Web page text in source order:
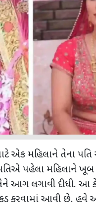
માટે એક મહિલાને તેના
પહેલા મહિલાને ખૂબ
આગ લગાવી દીધી. આ
કરવામાં આવી છે.